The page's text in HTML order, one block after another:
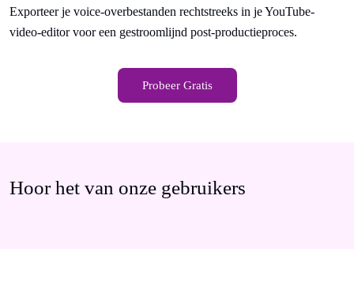
Exporteer je voice-overbestanden rechtstreeks in je YouTube-
video-editor voor een gestroomlijnd post-productieproces.
Probeer Gratis
Hoor het van onze gebruikers